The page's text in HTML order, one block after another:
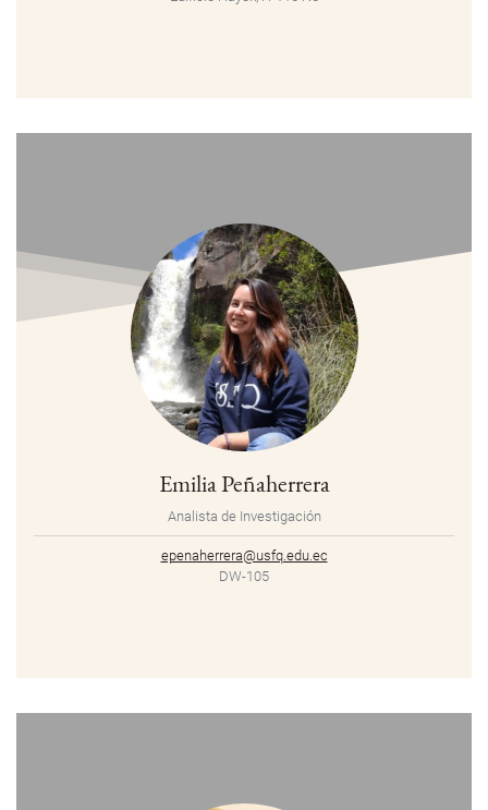
Emilia Peñaherrera
Analista de Investigación
epenaherrera@usfq.edu.ec
DW-105